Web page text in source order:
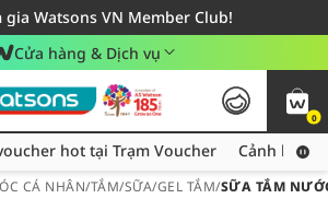
gia Watsons VN Member Club!
hàng cho đơn hàng từ 249,000Đ
24h - Áp dụng khu vực TP. Hồ Chí Minh
Cửa hàng & Dịch vụ
0
Thu thập thêm voucher hot tại Trạm Voucher
hot tại Trạm Voucher Cảnh báo
CÁ NHÂN/TẮM/SỮA/GEL TẮM/SỮA TẮM